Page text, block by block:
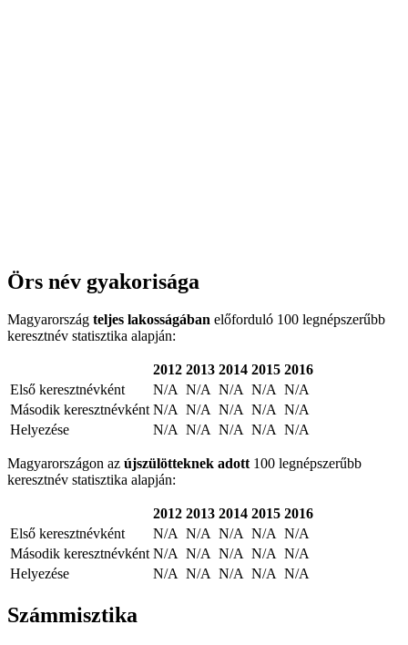
Örs név gyakorisága
Magyarország teljes lakosságában előforduló 100 legnépszerűbb
keresztnév statisztika alapján:
2012 2013 2014 2015 2016
Első keresztnévként
N/A N/A N/A N/A N/A
Második keresztnévként N/A N/A N/A N/A N/A
Helyezése
N/A N/A N/A N/A N/A
Magyarországon az újszülötteknek adott100 legnépszerűbb
keresztnév statisztika alapján:
2012 2013 2014 2015 2016
Első keresztnévként
N/A N/A N/A N/A N/A
Második keresztnévként N/A N/A N/A N/A N/A
Helyezése
N/A N/A N/A N/A N/A
Számmisztika